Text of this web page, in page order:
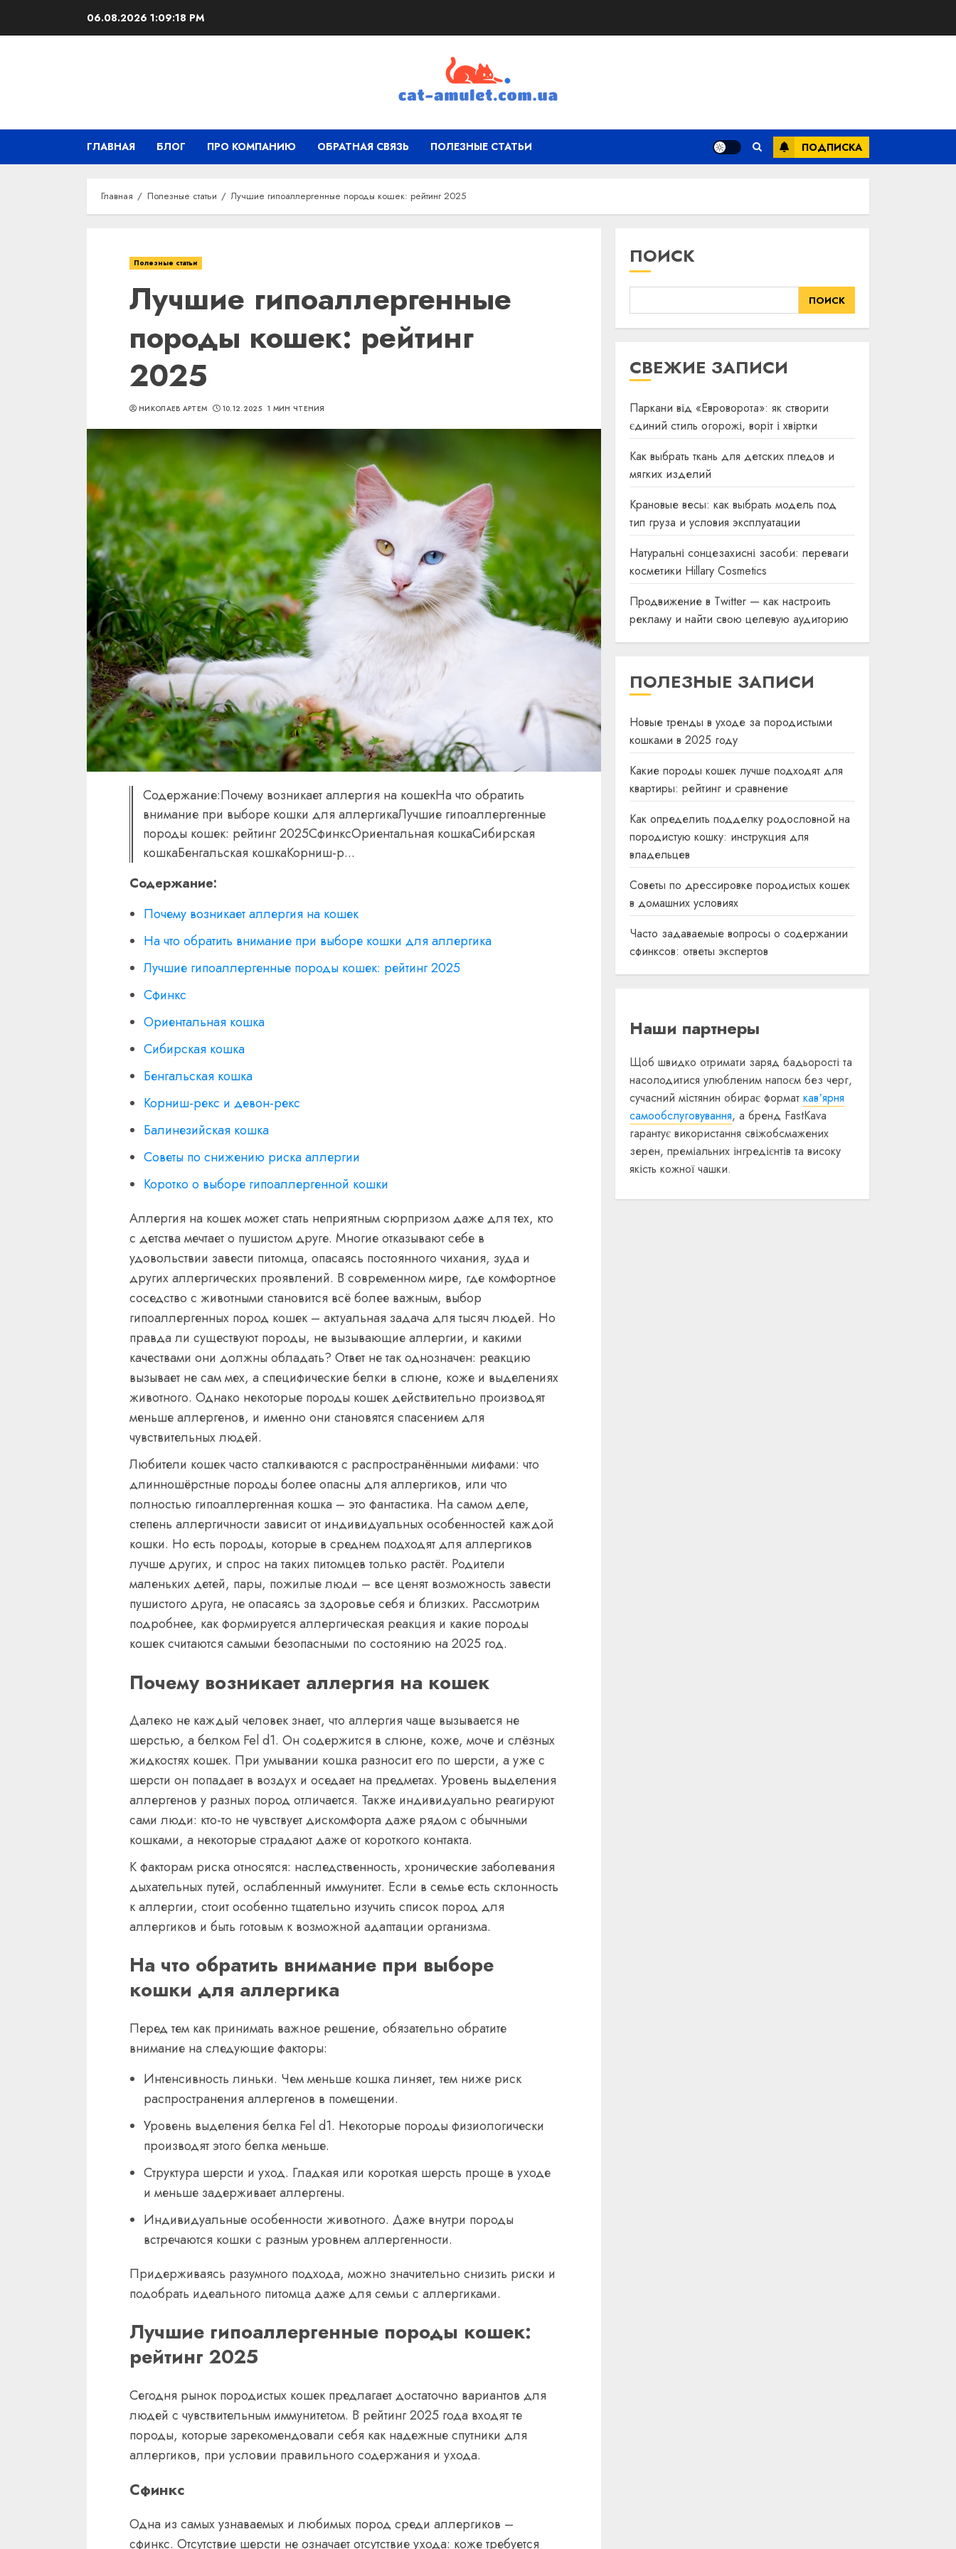
06.08.2026 1:09:19 PM
ГЛАВНАЯ БЛОГ ПРО КОМПАНИЮ ОБРАТНАЯ СВЯЗЬ ПОЛЕЗНЫЕ СТАТЬИ ПОДПИСКА
Главная Полезные статьи Лучшие гипоаллергенные породы кошек: рейтинг 2025
Полезные статьи
Лучшие гипоаллергенные
породы кошек: рейтинг
2025
НИКОЛАЕВ АРТЕМ 10.12.2025 1 МИН ЧТЕНИЯ
Содержание:Почему возникает аллергия на кошекНа что обратить
внимание при выборе кошки для аллергикаЛучшие гипоаллергенные
породы кошек: рейтинг 2025СфинксОриентальная кошкаСибирская
кошкаБенгальская кошкаКорниш-р...
Содержание:
Почему возникает аллергия на кошек
На что обратить внимание при выборе кошки для аллергика
Лучшие гипоаллергенные породы кошек: рейтинг 2025
Сфинкс
Ориентальная кошка
Сибирская кошка
Бенгальская кошка
Корниш-рекс и девон-рекс
Балинезийская кошка
Советы по снижению риска аллергии
Коротко о выборе гипоаллергенной кошки
Аллергия на кошек может стать неприятным сюрпризом даже для тех, кто
с детства мечтает о пушистом друге. Многие отказывают себе в
удовольствии завести питомца, опасаясь постоянного чихания, зуда и
других аллергических проявлений. В современном мире, где комфортное
соседство с животными становится всё более важным, выбор
гипоаллергенных пород кошек – актуальная задача для тысяч людей. Но
правда ли существуют породы, не вызывающие аллергии, и какими
качествами они должны обладать? Ответ не так однозначен: реакцию
вызывает не сам мех, а специфические белки в слюне, коже и выделениях
животного. Однако некоторые породы кошек действительно производят
меньше аллергенов, и именно они становятся спасением для
чувствительных людей.
Любители кошек часто сталкиваются с распространёнными мифами: что
длинношёрстные породы более опасны для аллергиков, или что
полностью гипоаллергенная кошка – это фантастика. На самом деле,
степень аллергичности зависит от индивидуальных особенностей каждой
кошки. Но есть породы, которые в среднем подходят для аллергиков
лучше других, и спрос на таких питомцев только растёт. Родители
маленьких детей, пары, пожилые люди – все ценят возможность завести
пушистого друга, не опасаясь за здоровье себя и близких. Рассмотрим
подробнее, как формируется аллергическая реакция и какие породы
кошек считаются самыми безопасными по состоянию на 2025 год.
Почему возникает аллергия на кошек
Далеко не каждый человек знает, что аллергия чаще вызывается не
шерстью, а белком Fel d1. Он содержится в слюне, коже, моче и слёзных
жидкостях кошек. При умывании кошка разносит его по шерсти, а уже с
шерсти он попадает в воздух и оседает на предметах. Уровень выделения
аллергенов у разных пород отличается. Также индивидуально реагируют
сами люди: кто-то не чувствует дискомфорта даже рядом с обычными
кошками, а некоторые страдают даже от короткого контакта.
К факторам риска относятся: наследственность, хронические заболевания
дыхательных путей, ослабленный иммунитет. Если в семье есть склонность
к аллергии, стоит особенно тщательно изучить список пород для
аллергиков и быть готовым к возможной адаптации организма.
На что обратить внимание при выборе
кошки для аллергика
Перед тем как принимать важное решение, обязательно обратите
внимание на следующие факторы:
Интенсивность линьки. Чем меньше кошка линяет, тем ниже риск
распространения аллергенов в помещении.
Уровень выделения белка Fel d1. Некоторые породы физиологически
производят этого белка меньше.
Структура шерсти и уход. Гладкая или короткая шерсть проще в уходе
и меньше задерживает аллергены.
Индивидуальные особенности животного. Даже внутри породы
встречаются кошки с разным уровнем аллергенности.
Придерживаясь разумного подхода, можно значительно снизить риски и
подобрать идеального питомца даже для семьи с аллергиками.
Лучшие гипоаллергенные породы кошек:
рейтинг 2025
Сегодня рынок породистых кошек предлагает достаточно вариантов для
людей с чувствительным иммунитетом. В рейтинг 2025 года входят те
породы, которые зарекомендовали себя как надежные спутники для
аллергиков, при условии правильного содержания и ухода.
Сфинкс
Одна из самых узнаваемых и любимых пород среди аллергиков –
сфинкс. Отсутствие шерсти не означает отсутствие ухода: коже требуется
ПОИСК
ПОИСК
СВЕЖИЕ ЗАПИСИ
Паркани від «Евроворота»: як створити
єдиний стиль огорожі, воріт і хвіртки
Как выбрать ткань для детских пледов и
мягких изделий
Крановые весы: как выбрать модель под
тип груза и условия эксплуатации
Натуральні сонцезахисні засоби: переваги
косметики Hillary Cosmetics
Продвижение в Twitter — как настроить
рекламу и найти свою целевую аудиторию
ПОЛЕЗНЫЕ ЗАПИСИ
Новые тренды в уходе за породистыми
кошками в 2025 году
Какие породы кошек лучше подходят для
квартиры: рейтинг и сравнение
Как определить подделку родословной на
породистую кошку: инструкция для
владельцев
Советы по дрессировке породистых кошек
в домашних условиях
Часто задаваемые вопросы о содержании
сфинксов: ответы экспертов
Наши партнеры
Щоб швидко отримати заряд бадьорості та
насолодитися улюбленим напоєм без черг,
сучасний містянин обирає форматкавʼярня
самообслуговування, а бренд FastKava
гарантує використання свіжобсмажених
зерен, преміальних інгредієнтів та високу
якість кожної чашки.